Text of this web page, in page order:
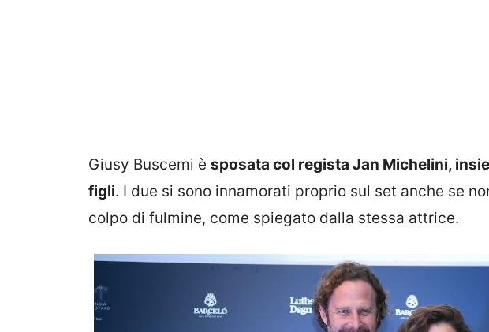
Giusy Buscemi è sposata col regista Jan Michelini,
figli. I due si sono innamorati proprio sul set anche se
colpo di fulmine, come spiegato dalla stessa attrice.